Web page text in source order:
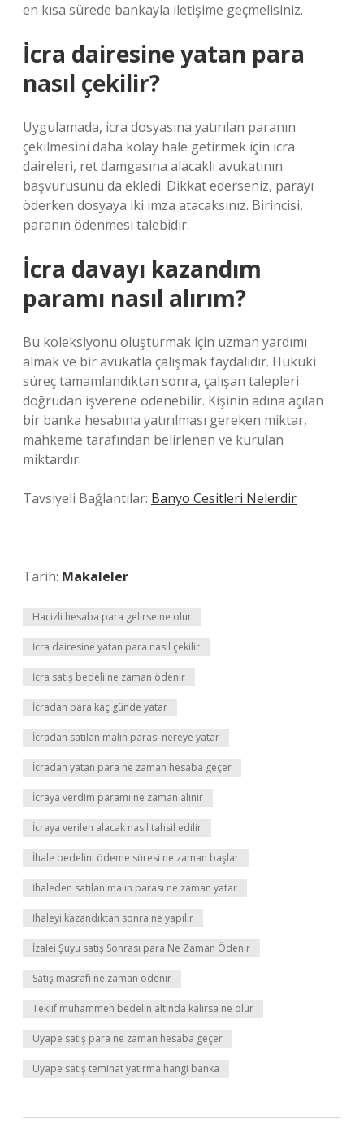
en kısa sürede bankayla iletişime geçmelisiniz.
İcra dairesine yatan para
nasıl çekilir?
Uygulamada, icra dosyasına yatırılan paranın
çekilmesini daha kolay hale getirmek için icra
daireleri, ret damgasına alacaklı avukatının
başvurusunu da ekledi. Dikkat ederseniz, parayı
öderken dosyaya iki imza atacaksınız. Birincisi,
paranın ödenmesi talebidir.
İcra davayı kazandım
paramı nasıl alırım?
Bu koleksiyonu oluşturmak için uzman yardımı
almak ve bir avukatla çalışmak faydalıdır. Hukuki
süreç tamamlandıktan sonra, çalışan talepleri
doğrudan işverene ödenebilir. Kişinin adına açılan
bir banka hesabına yatırılması gereken miktar,
mahkeme tarafından belirlenen ve kurulan
miktardır.
Tavsiyeli Bağlantılar: Banyo Cesitleri Nelerdir
Tarih: Makaleler
Hacizli hesaba para gelirse ne olur
İcra dairesine yatan para nasıl çekilir
İcra satış bedeli ne zaman ödenir
İcradan para kaç günde yatar
İcradan satılan malın parası nereye yatar
İcradan yatan para ne zaman hesaba geçer
İcraya verdim paramı ne zaman alınır
İcraya verilen alacak nasıl tahsil edilir
İhale bedelini ödeme süresi ne zaman başlar
İhaleden satılan malın parası ne zaman yatar
İhaleyi kazandıktan sonra ne yapılır
İzalei Şuyu satış Sonrası para Ne Zaman Ödenir
Satış masrafı ne zaman ödenir
Teklif muhammen bedelin altında kalırsa ne olur
Uyape satış para ne zaman hesaba geçer
Uyape satış teminat yatirma hangi banka